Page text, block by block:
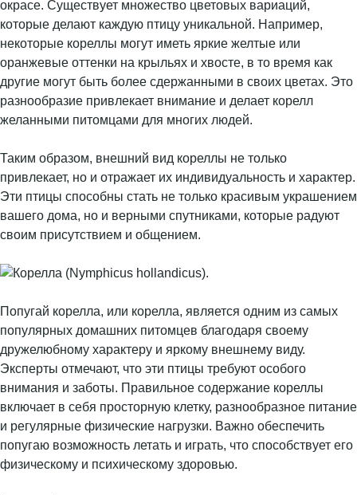
окрасе. Существует множество цветовых вариаций,
которые делают каждую птицу уникальной. Например,
некоторые кореллы могут иметь яркие желтые или
оранжевые оттенки на крыльях и хвосте, в то время как
другие могут быть более сдержанными в своих цветах. Это
разнообразие привлекает внимание и делает корелл
желанными питомцами для многих людей.
Таким образом, внешний вид кореллы не только
привлекает, но и отражает их индивидуальность и характер.
Эти птицы способны стать не только красивым украшением
вашего дома, но и верными спутниками, которые радуют
своим присутствием и общением.
Попугай корелла, или корелла, является одним из самых
популярных домашних питомцев благодаря своему
дружелюбному характеру и яркому внешнему виду.
Эксперты отмечают, что эти птицы требуют особого
внимания и заботы. Правильное содержание кореллы
включает в себя просторную клетку, разнообразное питание
и регулярные физические нагрузки. Важно обеспечить
попугаю возможность летать и играть, что способствует его
физическому и психическому здоровью.